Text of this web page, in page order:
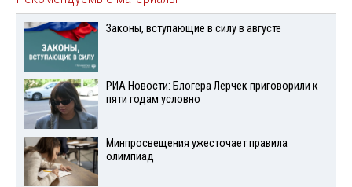
Законы, вступающие в силу в августе
РИА Новости: Блогера Лерчек приговорили к
пяти годам условно
Минпросвещения ужесточает правила
олимпиад